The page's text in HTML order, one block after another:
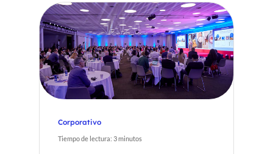
Corporativo
Tiempo de lectura: 3minutos